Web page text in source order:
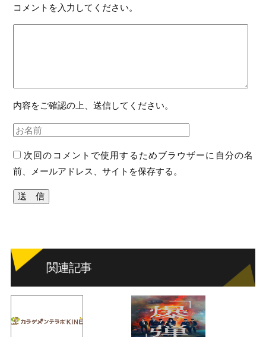
コメントを入力してください。
内容をご確認の上、送信してください。
次回のコメントで使用するためブラウザーに自分の名
前、メールアドレス、サイトを保存する。
関連記事